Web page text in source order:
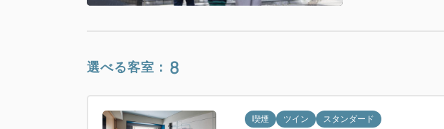
【禁煙】スーペリアクイーン SP
禁煙 20.00m2
選べる客室： 8
喫煙 ツイン スタンダード